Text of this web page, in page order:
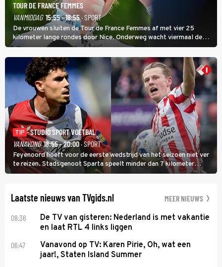
TOUR DE FRANCE FEMMES
VANMIDDAG 15:55 - 18:55· SPORT
De vrouwen sluiten de Tour de France Femmes af met vier 25
kilometer lange rondes door Nice. Onderweg wacht viermaal de
zware Col d'Èze. Aan de finish op de Promenade des Anglais krijgt
de eindwinnaar de laatste gele trui.
TIP
STUDIO SPORT VOETBAL
VANAVOND 18:55 - 20:00· SPORT
Feyenoord hoeft voor de eerste wedstrijd van het seizoen niet ver
te reizen. Stadsgenoot Sparta speelt minder dan 7 kilometer
verderop. Feyenoord trok de Spaanse spits Nacho Ferri aan van
Laatste nieuws van TVgids.nl MEER NIEUWS
08:36
De TV van gisteren: Nederland is met vakantie
en laat RTL 4 links liggen
06:47
Vanavond op TV: Karen Pirie, Oh, wat een
jaar!, Staten Island Summer